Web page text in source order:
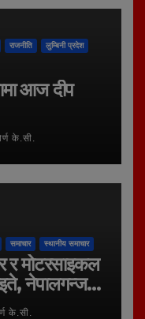
राजनीति लुम्बिनी प्रदेश
आज दीप
के.सी.
समाचार स्थानीय समाचार
र मोटरसाइकल
नेपालगन्ज
के.सी.